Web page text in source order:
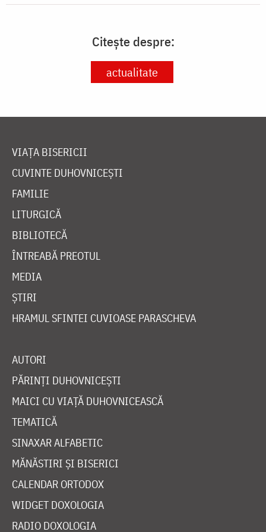
Citește despre:
actualitate
VIAȚA BISERICII
CUVINTE DUHOVNICEȘTI
FAMILIE
LITURGICĂ
BIBLIOTECĂ
ÎNTREABĂ PREOTUL
MEDIA
ȘTIRI
HRAMUL SFINTEI CUVIOASE PARASCHEVA
AUTORI
PĂRINȚI DUHOVNICEȘTI
MAICI CU VIAȚĂ DUHOVNICEASCĂ
TEMATICĂ
SINAXAR ALFABETIC
MĂNĂSTIRI ȘI BISERICI
CALENDAR ORTODOX
WIDGET DOXOLOGIA
RADIO DOXOLOGIA